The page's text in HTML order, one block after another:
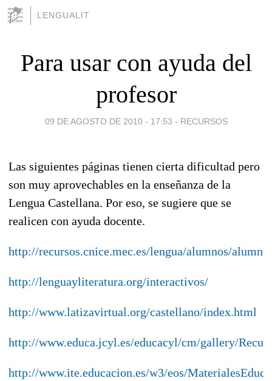
LENGUALIT
Para usar con ayuda del
profesor
09 DE AGOSTO DE 2010 - 17:53 - RECURSOS
Las siguientes páginas tienen cierta dificultad pero
son muy aprovechables en la enseñanza de la
Lengua Castellana. Por eso, se sugiere que se
realicen con ayuda docente.
http://recursos.cnice.mec.es/lengua/alumnos/
http://lenguayliteratura.org/interactivos/
http://www.latizavirtual.org/castellano/index.html
http://www.educa.jcyl.es/educacyl/cm/gallery/
http://www.ite.educacion.es/w3/eos/